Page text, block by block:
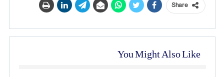
Share
You Might Also Like